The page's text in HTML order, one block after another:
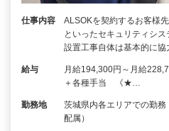
仕事内容
ALSOKを契約するお客様
といったセキュリティシス
設置工事自体は基本的に
給与
月給194,300円～月給
＋各種手当 《★…
勤務地
茨城県内各エリアでの勤
配属）